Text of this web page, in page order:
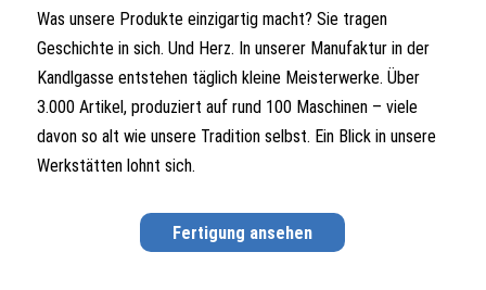
Was unsere Produkte einzigartig macht? Sie tragen
Geschichte in sich. Und Herz. In unserer Manufaktur in der
Kandlgasse entstehen täglich kleine Meisterwerke. Über
3.000 Artikel, produziert auf rund 100 Maschinen – viele
davon so alt wie unsere Tradition selbst. Ein Blick in unsere
Werkstätten lohnt sich.
Fertigung ansehen